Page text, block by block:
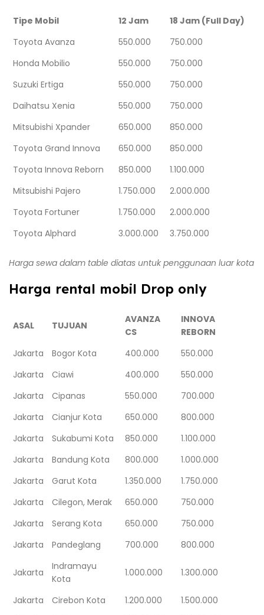
Tipe Mobil 12 Jam
18 Jam (Full Day)
Toyota Avanza
550.000
750.000
Honda Mobilio
550.000
750.000
Suzuki Ertiga
550.000
750.000
Daihatsu Xenia
550.000
750.000
Mitsubishi Xpander
650.000
850.000
Toyota Grand Innova
650.000
850.000
Toyota Innova Reborn
850.000
1.100.000
Mitsubishi Pajero
1.750.000
2.000.000
Toyota Fortuner
1.750.000
2.000.000
Toyota Alphard
3.000.000 3.750.000
Harga sewa dalam table diatas untuk penggunaan luar kota
Harga rental mobil Drop only
ASAL TUJUAN
AVANZA
CS
INNOVA
REBORN
Jakarta
Bogor Kota 400.000
550.000
Jakarta
Ciawi 400.000
550.000
Jakarta
Cipanas 550.000
700.000
Jakarta
Cianjur Kota 650.000
800.000
Jakarta
Sukabumi Kota 850.000
1.100.000
Jakarta
Bandung Kota 800.000
1.000.000
Jakarta
Garut Kota 1.350.000
1.750.000
Jakarta
Cilegon, Merak 650.000
750.000
Jakarta
Serang Kota 650.000
750.000
Jakarta
Pandeglang 700.000 800.000
Jakarta
Indramayu
Kota
1.000.000 1.300.000
Jakarta Cirebon Kota 1.200.000
1.500.000